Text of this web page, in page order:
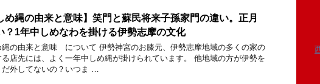
め縄の由来と意味】笑門と蘇民将来子孫家門の違い。正月
？1年中しめなわを掛ける伊勢志摩の文化
の由来と意味 について 伊勢神宮のお膝元、伊勢志摩地域の多くの家の
店先には、よく一年中しめ縄が掛けられています。 他地域の方が伊勢を
だ外してないの？いつま …